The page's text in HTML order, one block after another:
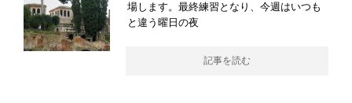
場します。最終練習となり、今週はいつも
と違う曜日の夜
記事を読む